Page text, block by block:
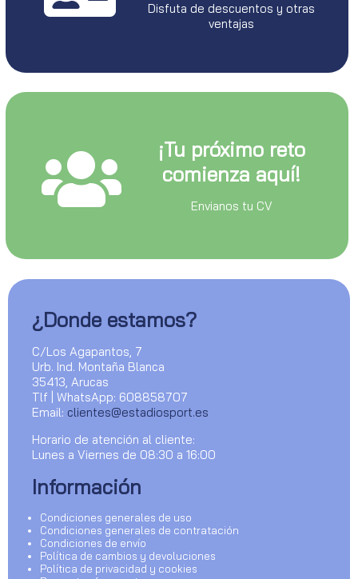
Disfuta de descuentos y otras
ventajas
¡Tu próximo reto
comienza aquí!
Envianos tu CV
¿Donde estamos?
C/Los Agapantos, 7
Urb. Ind. Montaña Blanca
35413, Arucas
Tlf | WhatsApp: 608858707
Email: clientes@estadiosport.es
Horario de atención al cliente:
Lunes a Viernes de 08:30 a 16:00
Información
Condiciones generales de uso
Condiciones generales de contratación
Condiciones de envío
Política de cambios y devoluciones
Política de privacidad y cookies